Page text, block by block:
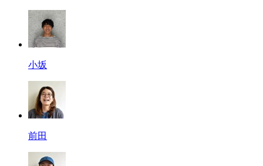
小坂
前田